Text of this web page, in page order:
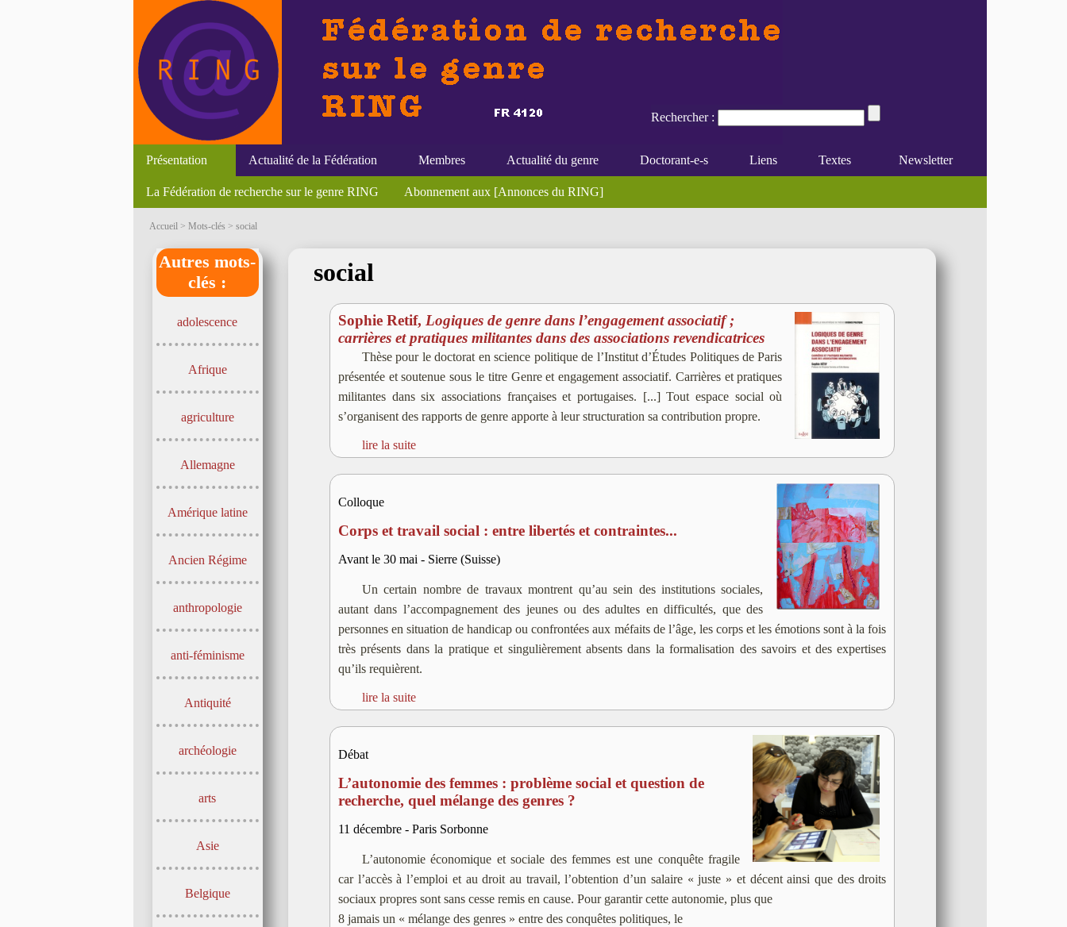
Rechercher :
Présentation
La Fédération de recherche sur le genre RING Abonnement aux [Annonces du RING]
Actualité de la Fédération Membres Actualité du genre Doctorant-e-s Liens Textes Newsletter
Accueil > Mots-clés > social
Autres mots-
clés :
adolescence
Afrique
agriculture
Allemagne
Amérique latine
Ancien Régime
anthropologie
anti-féminisme
Antiquité
archéologie
arts
Asie
Belgique
social
Sophie Retif, Logiques de genre dans l’engagement associatif ;
carrières et pratiques militantes dans des associations revendicatrices
Thèse pour le doctorat en science politique de l’Institut d’Études Politiques de Paris
présentée et soutenue sous le titre Genre et engagement associatif. Carrières et pratiques
militantes dans six associations françaises et portugaises. [...] Tout espace social où
s’organisent des rapports de genre apporte à leur structuration sa contribution propre.
lire la suite
Colloque
Corps et travail social : entre libertés et contraintes...
Avant le 30 mai - Sierre (Suisse)
Un certain nombre de travaux montrent qu’au sein des institutions sociales,
autant dans l’accompagnement des jeunes ou des adultes en difficultés, que des
personnes en situation de handicap ou confrontées aux méfaits de l’âge, les corps et les émotions sont à la fois
très présents dans la pratique et singulièrement absents dans la formalisation des savoirs et des expertises
qu’ils requièrent.
lire la suite
Débat
L’autonomie des femmes : problème social et question de
recherche, quel mélange des genres ?
11 décembre - Paris Sorbonne
L’autonomie économique et sociale des femmes est une conquête fragile
car l’accès à l’emploi et au droit au travail, l’obtention d’un salaire « juste » et décent ainsi que des droits
sociaux propres sont sans cesse remis en cause. Pour garantir cette autonomie, plus que
8 jamais un « mélange des genres » entre des conquêtes politiques, le